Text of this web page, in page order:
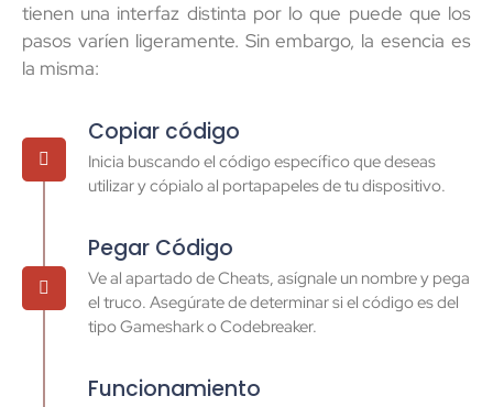
tienen una interfaz distinta por lo que puede que los
pasos varíen ligeramente. Sin embargo, la esencia es
la misma:
Copiar código
Inicia buscando el código específico que deseas
utilizar y cópialo al portapapeles de tu dispositivo.
Pegar Código
Ve al apartado de Cheats, asígnale un nombre y pega
el truco. Asegúrate de determinar si el código es del
tipo Gameshark o Codebreaker.
Funcionamiento